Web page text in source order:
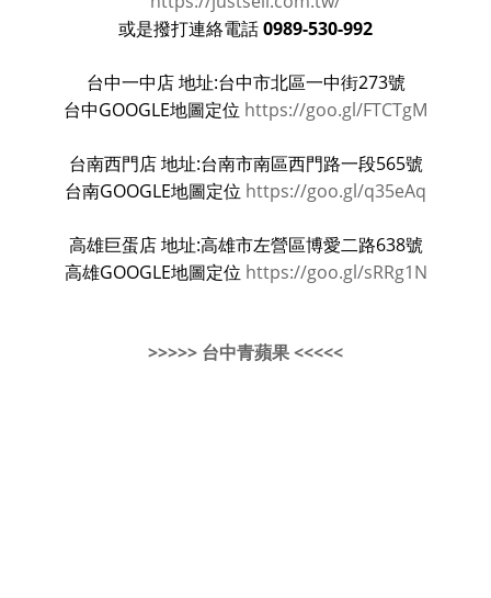
或是撥打連絡電話 0989-530-992
台中一中店 地址:台中市北區一中街273號
台中GOOGLE地圖定位 https://goo.gl/FTCTgM
台南西門店 地址:台南市南區西門路一段565號
台南GOOGLE地圖定位 https://goo.gl/q35eAq
高雄巨蛋店 地址:高雄市左營區博愛二路638號
高雄GOOGLE地圖定位 https://goo.gl/sRRg1N
>>>>> 台中青蘋果 <<<<<